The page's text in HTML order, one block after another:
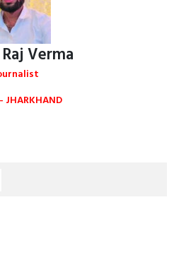
Verma
JHARKHAND